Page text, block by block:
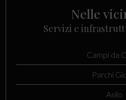
Nelle
Servizi e
Campi da
Parchi
Asilo